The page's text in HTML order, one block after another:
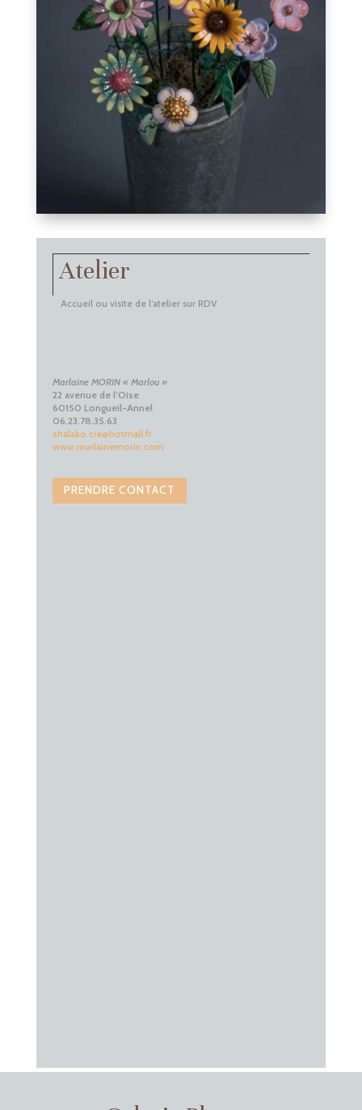
Atelier
Accueil ou visite de l’atelier sur RDV
Marlaine MORIN « Marlou »
22 avenue de l’Oise
60150 Longueil-Annel
06.23.78.35.63
shalako.cie@hotmail.fr
www.marlainemorin.com
PRENDRE CONTACT